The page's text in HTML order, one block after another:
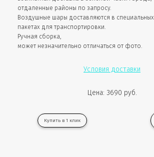
отдаленные районы по запросу.
Воздушные шары доставляются в специальных
пакетах для транспортировки.
Ручная сборка,
может незначительно отличаться от фото.
Условия доставки
Цена: 3690 руб.
Купить в 1 клик